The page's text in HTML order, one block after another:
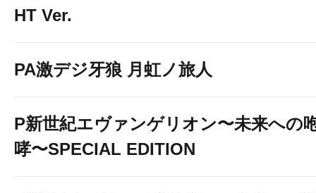
HT Ver.
PA激デジ牙狼 月虹ノ旅人
P新世紀エヴァンゲリオン〜未来への
哮〜SPECIAL EDITION